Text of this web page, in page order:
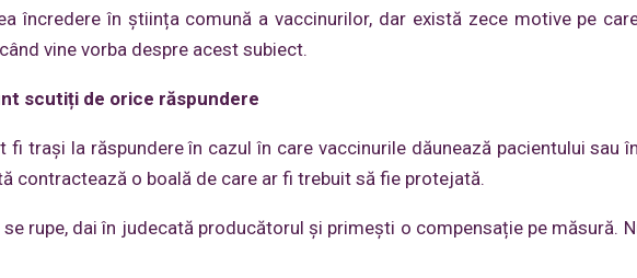
încredere în știința comună a vaccinurilor, dar există zece motive pe
vine vorba despre acest subiect.
scutiți de orice răspundere
trași la răspundere în cazul în care vaccinurile dăunează pacientului sau
contractează o boală de care ar fi trebuit să fie protejată.
rupe, dai în judecată producătorul și primești o compensație pe măsură.